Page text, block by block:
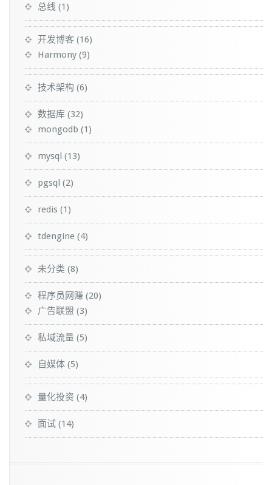
总线 (1)
开发博客 (16)
Harmony (9)
技术架构 (6)
数据库 (32)
mongodb (1)
mysql (13)
pgsql (2)
redis (1)
tdengine (4)
未分类 (8)
程序员网赚 (20)
广告联盟 (3)
私域流量 (5)
自媒体 (5)
量化投资 (4)
面试 (14)